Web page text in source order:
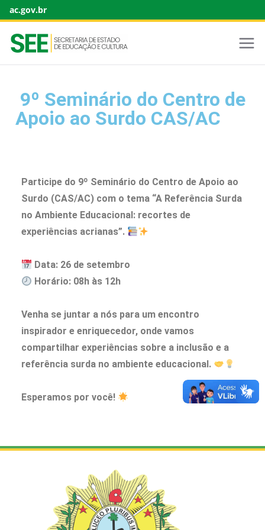
ac.gov.br
9º Seminário do Centro de
Apoio ao Surdo CAS/AC
Participe do 9º Seminário do Centro de Apoio ao
Surdo (CAS/AC) com o tema “A Referência Surda
no Ambiente Educacional: recortes de
experiências acrianas”.
Data: 26 de setembro
Horário: 08h às 12h
Venha se juntar a nós para um encontro
inspirador e enriquecedor, onde vamos
compartilhar experiências sobre a inclusão e a
referência surda no ambiente educacional.
Esperamos por você!